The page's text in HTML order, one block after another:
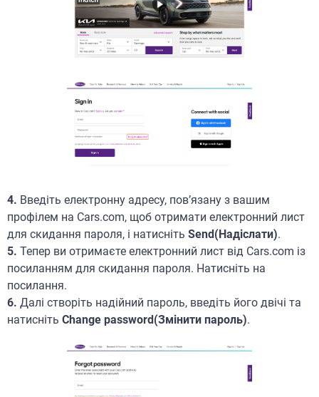
4. Введіть електронну адресу, пов’язану з вашим
профілем на Cars.com, щоб отримати електронний лист
для скидання пароля, і натисніть Send(Надіслати).
5. Тепер ви отримаєте електронний лист від Cars.com із
посиланням для скидання пароля. Натисніть на
посилання.
6. Далі створіть надійний пароль, введіть його двічі та
натисніть Change password(Змінити пароль).